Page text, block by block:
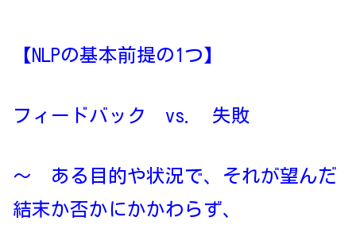
【NLPの基本前提の1つ】
フィードバック vs. 失敗
～ ある目的や状況で、それが望んだ
結末か否かにかかわらず、